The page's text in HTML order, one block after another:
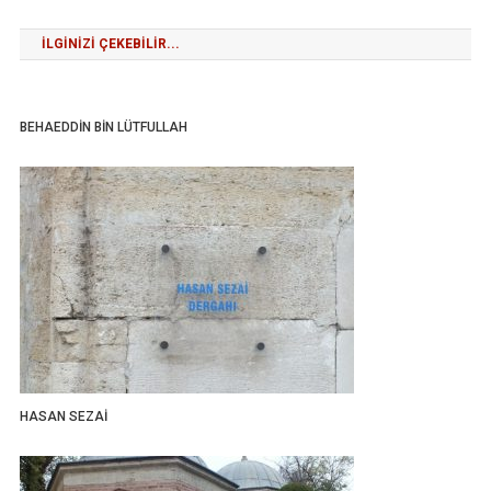
gezinmesi
İLGINIZI ÇEKEBILIR...
BEHAEDDİN BİN LÜTFULLAH
HASAN SEZAİ